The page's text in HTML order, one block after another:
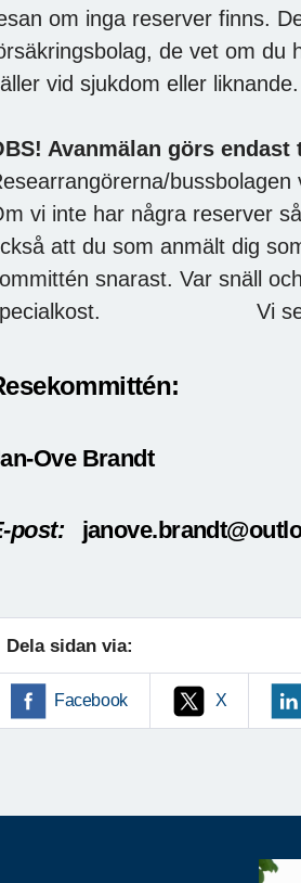
om inga reserver finns.
de vet om du
vid sjukdom eller liknande.
Avanmälan görs
vi ​​​​inte har några reserver
att du som anmält dig
snarast. Var snäll
Vi
Ove Brandt
post:
Dela sidan via:
Facebook X